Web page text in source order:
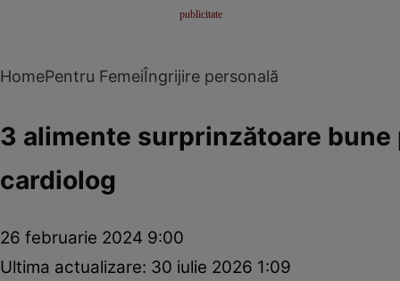
HomePentru FemeiÎngrijire personală
3 alimente surprinzătoare
cardiolog
26 februarie 2024 9:00
Ultima actualizare: 30 iulie 2026 1:09